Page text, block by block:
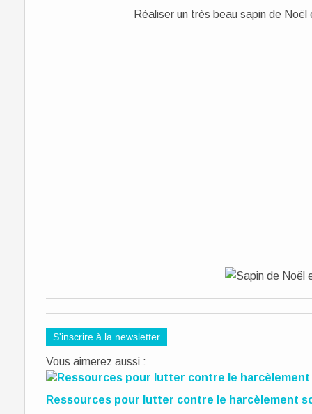
Réaliser un très beau sapin de
S'inscrire à la newsletter
Vous aimerez aussi :
Ressources pour lutter contre le harcèlement